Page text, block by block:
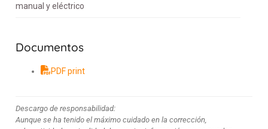
manual y eléctrico
Documentos
PDF print
Descargo de responsabilidad:
Aunque se ha tenido el máximo cuidado en la corrección,